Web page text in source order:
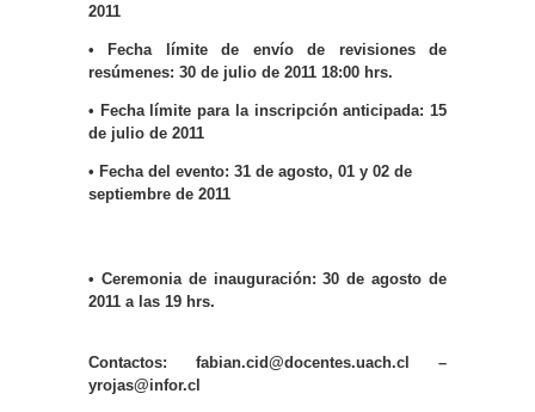
2011
• Fecha límite de envío de revisiones de
resúmenes: 30 de julio de 2011 18:00 hrs.
• Fecha límite para la inscripción anticipada: 15
de julio de 2011
• Fecha del evento: 31 de agosto, 01 y 02 de
septiembre de 2011
• Ceremonia de inauguración: 30 de agosto de
2011 a las 19 hrs.
Contactos: fabian.cid@docentes.uach.cl –
yrojas@infor.cl